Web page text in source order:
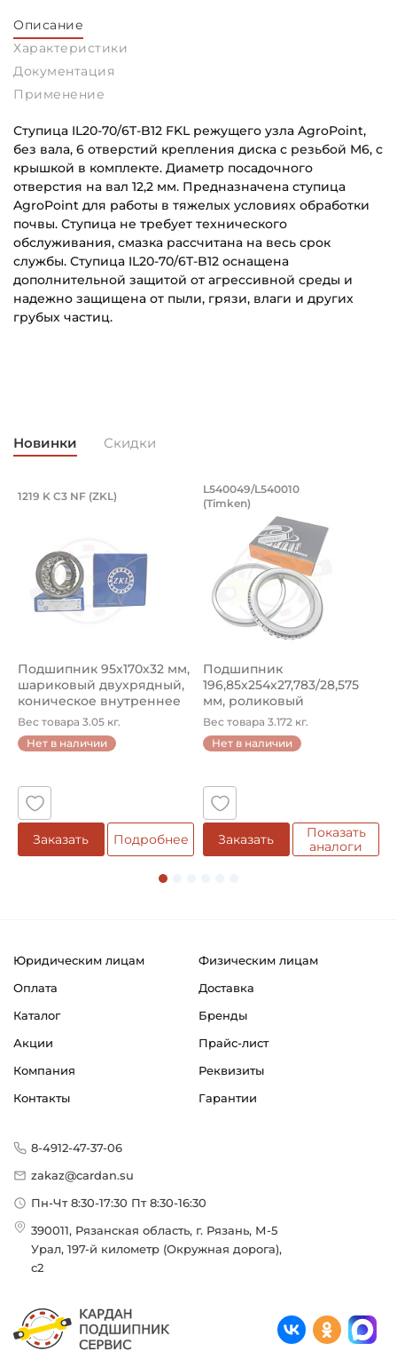
Описание
Характеристики
Применение
Документация
Ступица IL20-70/6T-B12 FKL режущего узла AgroPoint,
без вала, 6 отверстий крепления диска с резьбой M6, с
крышкой в комплекте. Диаметр посадочного
отверстия на вал 12,2 мм. Предназначена ступица
AgroPoint для работы в тяжелых условиях обработки
почвы. Ступица не требует технического
обслуживания, смазка рассчитана на весь срок
службы. Ступица IL20-70/6T-B12 оснащена
дополнительной защитой от агрессивной среды и
надежно защищена от пыли, грязи, влаги и других
грубых частиц.
Ширина внутреннего кольца (B):
Динамическая грузоподъёмность "C":
22 кН
Тип вала:
Количество отверстий на фланце:
Размер отверстий на фланце:
6 мм
Тип корпуса:
Тип посадочного отверстия на вал:
Вид уплотнения:
Допустимая частота вращения:
Смазка:
Смазка на весь срок службы
Сталь
Обозначение в программе завода:
Для сельхозтехники:
Lemken Solitair, Lemken Saphir, Lemken Hassia
Новинки Скидки
Артикул 94871
8x50 мм, оцинкованный.
разводной 8x50 мм, оцинкованный.
Подшипник 95х170х32 мм, шариковый
Подшипник 95х170х32 мм, шариковый двухрядный,
1219 K C3 NF (ZKL)
Подшипник 95х170х32 мм,
шариковый двухрядный,
коническое внутреннее
кол...
Вес товара 3.05 кг.
Нет в наличии
Заказать Подробнее
Подшипник
Подшипник
L540049/L540010
(Timken)
Подшипник
196,85х254х27,783/28,575
мм, роликовый
однорядный конический
...
Вес товара 3.172 кг.
Нет в наличии
Заказать
Показать
аналоги
Юридическим лицам
Физическим лицам
Оплата
Доставка
Каталог
Бренды
Акции
Прайс-лист
Компания
Реквизиты
Контакты
Гарантии
8-4912-47-37-06
zakaz@cardan.su
Пн-Чт 8:30-17:30 Пт 8:30-16:30
390011, Рязанская область, г. Рязань, М-5
Урал, 197-й километр (Окружная дорога),
с2